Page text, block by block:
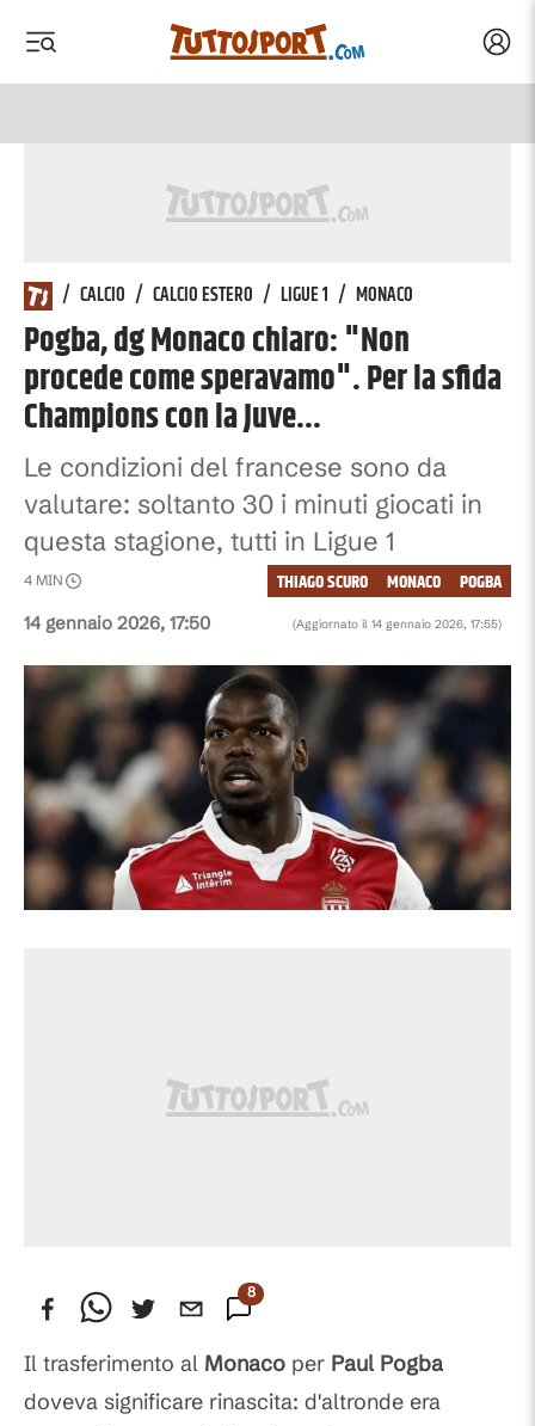
/ CALCIO / CALCIO ESTERO / LIGUE 1 / MONACO
Pogba, dg Monaco chiaro: "Non
procede come speravamo". Per la sfida
Champions con la Juve...
Le condizioni del francese sono da
valutare: soltanto 30 i minuti giocati in
questa stagione, tutti in Ligue 1
14 gennaio 2026, 17:50 (Aggiornato il 14 gennaio 2026, 17:55)
4 MIN POGBA
MONACO
THIAGO SCURO
8
Il trasferimento al Monaco per Paul Pogba
doveva significare rinascita: d'altronde era